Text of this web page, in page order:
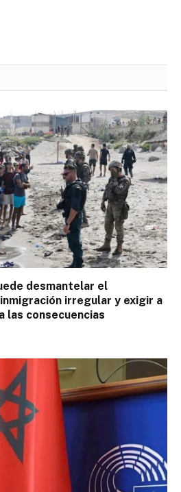
desmantelar el
irregular y exigir a
las consecuencias